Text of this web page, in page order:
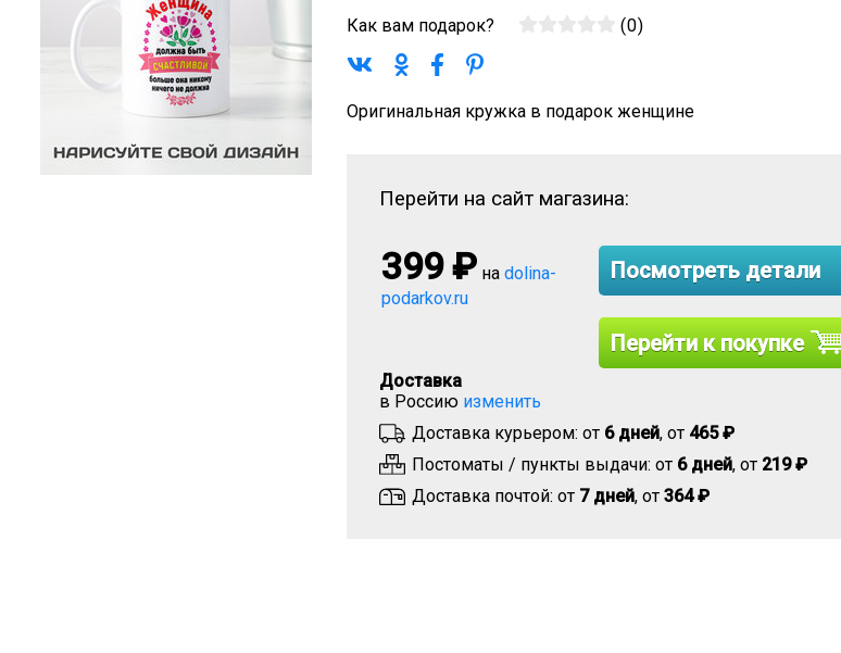
Как вам подарок? (0)
Оригинальная кружка в подарок женщине
Перейти на сайт магазина:
399 ₽ на dolina-
podarkov.ru
Посмотреть детали
Перейти к покупке
Доставка
в Россию изменить
Доставка курьером: от 6 дней, от 465 ₽
Постоматы / пункты выдачи: от 6 дней, от 219 ₽
Доставка почтой: от 7 дней, от 364 ₽